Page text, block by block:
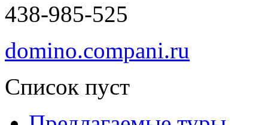
438-985-525
domino.compani.ru
Список пуст